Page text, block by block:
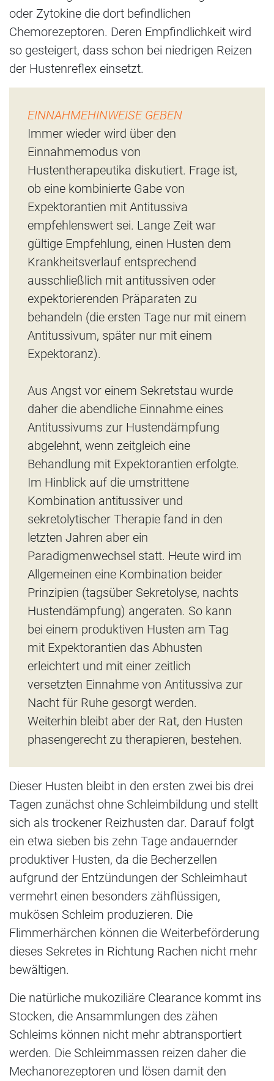
oder Zytokine die dort befindlichen
Chemorezeptoren. Deren Empfindlichkeit wird
so gesteigert, dass schon bei niedrigen Reizen
der Hustenreflex einsetzt.
EINNAHMEHINWEISE GEBEN
Immer wieder wird über den
Einnahmemodus von
Hustentherapeutika diskutiert. Frage ist,
ob eine kombinierte Gabe von
Expektorantien mit Antitussiva
empfehlenswert sei. Lange Zeit war
gültige Empfehlung, einen Husten dem
Krankheitsverlauf entsprechend
ausschließlich mit antitussiven oder
expektorierenden Präparaten zu
behandeln (die ersten Tage nur mit einem
Antitussivum, später nur mit einem
Expektoranz).
Aus Angst vor einem Sekretstau wurde
daher die abendliche Einnahme eines
Antitussivums zur Hustendämpfung
abgelehnt, wenn zeitgleich eine
Behandlung mit Expektorantien erfolgte.
Im Hinblick auf die umstrittene
Kombination antitussiver und
sekretolytischer Therapie fand in den
letzten Jahren aber ein
Paradigmenwechsel statt. Heute wird im
Allgemeinen eine Kombination beider
Prinzipien (tagsüber Sekretolyse, nachts
Hustendämpfung) angeraten. So kann
bei einem produktiven Husten am Tag
mit Expektorantien das Abhusten
erleichtert und mit einer zeitlich
versetzten Einnahme von Antitussiva zur
Nacht für Ruhe gesorgt werden.
Weiterhin bleibt aber der Rat, den Husten
phasengerecht zu therapieren, bestehen.
Dieser Husten bleibt in den ersten zwei bis drei
Tagen zunächst ohne Schleimbildung und stellt
sich als trockener Reizhusten dar. Darauf folgt
ein etwa sieben bis zehn Tage andauernder
produktiver Husten, da die Becherzellen
aufgrund der Entzündungen der Schleimhaut
vermehrt einen besonders zähflüssigen,
mukösen Schleim produzieren. Die
Flimmerhärchen können die Weiterbeförderung
dieses Sekretes in Richtung Rachen nicht mehr
bewältigen.
Die natürliche mukoziliäre Clearance kommt ins
Stocken, die Ansammlungen des zähen
Schleims können nicht mehr abtransportiert
werden. Die Schleimmassen reizen daher die
Mechanorezeptoren und lösen damit den